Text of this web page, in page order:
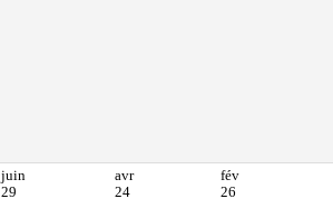
juin
29
avr
24
fév
26